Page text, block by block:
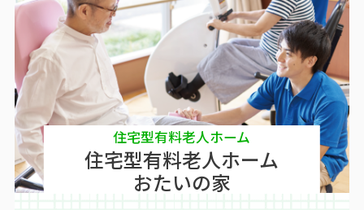
住宅型有料老人ホーム
住宅型有料老人ホーム
おたいの家